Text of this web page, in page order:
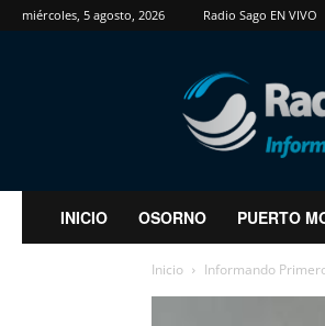
miércoles, 5 agosto, 2026 Radio Sago EN VIVO
RadioSago
INICIO OSORNO PUERTO
Inicio Informando